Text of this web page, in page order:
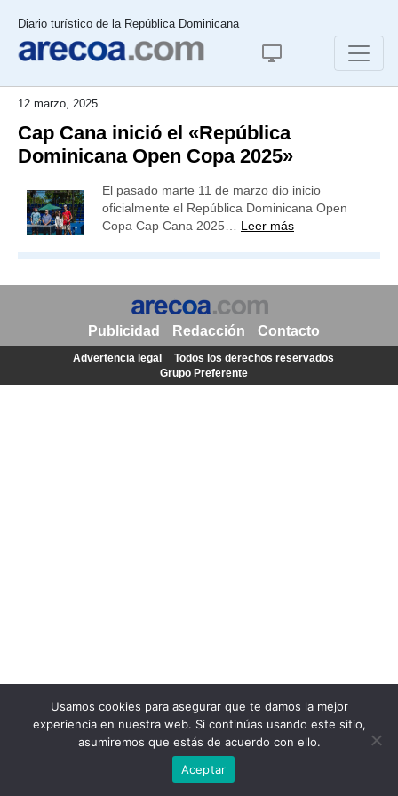
Diario turístico de la República Dominicana
12 marzo, 2025
Cap Cana inició el «República
Dominicana Open Copa 2025»
El pasado marte 11 de marzo dio inicio
oficialmente el República Dominicana Open
Copa Cap Cana 2025… Leer más
Usamos cookies para asegurar que te damos la mejor
experiencia en nuestra web. Si continúas usando este sitio,
asumiremos que estás de acuerdo con ello.
Aceptar
Publicidad Redacción Contacto
Advertencia legal
Todos los derechos reservados
Grupo Preferente